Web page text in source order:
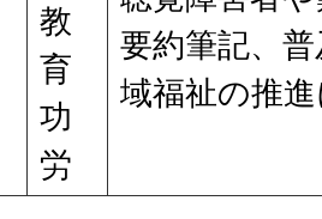
教
育
功
労
要約筆記、
域福祉の推